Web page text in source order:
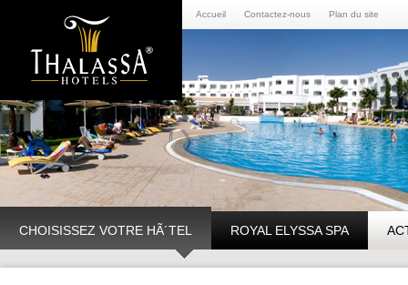
Accueil Contactez-nous Plan du site
CHOISISSEZ VOTRE HÃ´TEL ROYAL ELYSSA SPA